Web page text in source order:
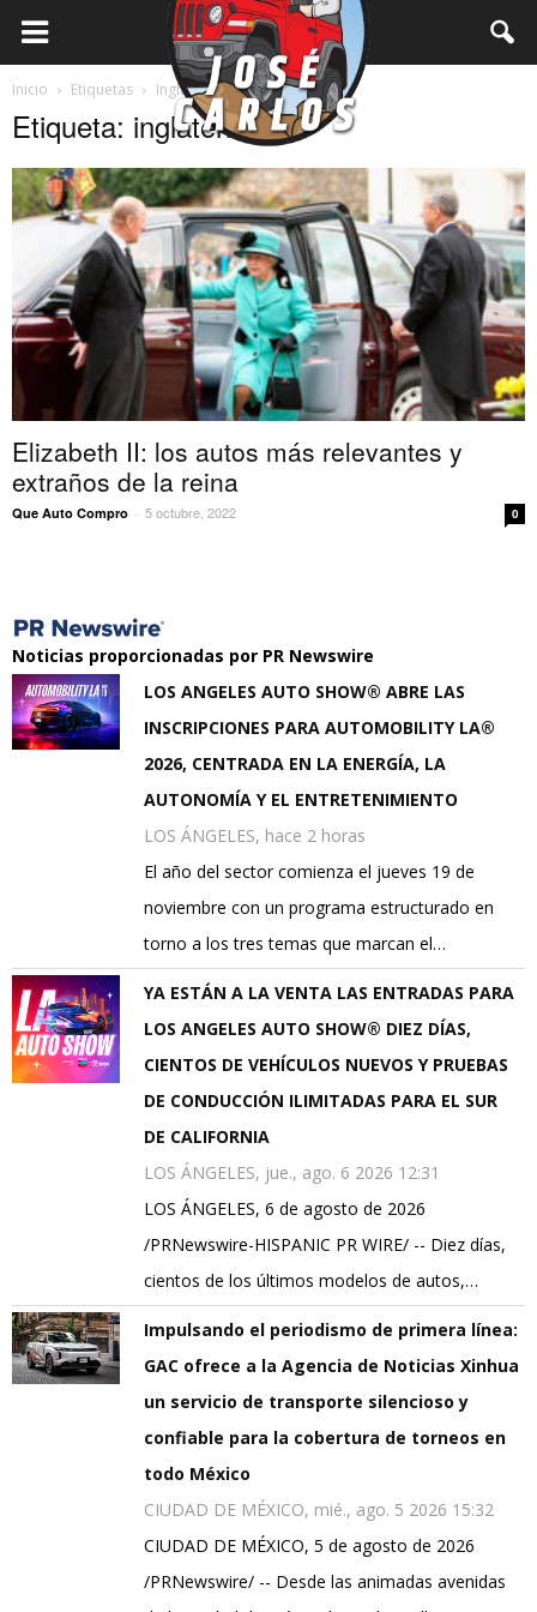
Inicio Etiquetas Inglaterra
Etiqueta: inglaterra
Elizabeth II: los autos más relevantes y
extraños de la reina
Que Auto Compro - 5 octubre, 2022 0
Noticias proporcionadas por PR Newswire
LOS ANGELES AUTO SHOW® ABRE LAS
INSCRIPCIONES PARA AUTOMOBILITY LA®
2026, CENTRADA EN LA ENERGÍA, LA
AUTONOMÍA Y EL ENTRETENIMIENTO
LOS ÁNGELES, hace 2 horas
El año del sector comienza el jueves 19 de
noviembre con un programa estructurado en
torno a los tres temas que marcan el…
YA ESTÁN A LA VENTA LAS ENTRADAS PARA
LOS ANGELES AUTO SHOW® DIEZ DÍAS,
CIENTOS DE VEHÍCULOS NUEVOS Y PRUEBAS
DE CONDUCCIÓN ILIMITADAS PARA EL SUR
DE CALIFORNIA
LOS ÁNGELES, jue., ago. 6 2026 12:31
LOS ÁNGELES, 6 de agosto de 2026
/PRNewswire-HISPANIC PR WIRE/ -- Diez días,
cientos de los últimos modelos de autos,…
Impulsando el periodismo de primera línea:
GAC ofrece a la Agencia de Noticias Xinhua
un servicio de transporte silencioso y
confiable para la cobertura de torneos en
todo México
CIUDAD DE MÉXICO, mié., ago. 5 2026 15:32
CIUDAD DE MÉXICO, 5 de agosto de 2026
/PRNewswire/ -- Desde las animadas avenidas